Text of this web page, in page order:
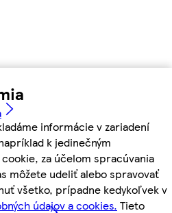
informácie v zariadení
k jedinečným
za účelom spracúvania
môžete udeliť alebo spravovať
všetko, prípadne kedykoľvek v
údajov a cookies. Tieto